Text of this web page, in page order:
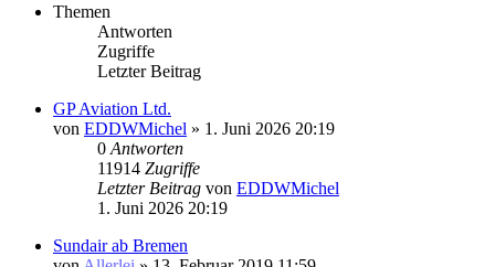
Themen
Antworten
Zugriffe
Letzter Beitrag
GP Aviation Ltd.
von EDDWMichel » 1. Juni 2026 20:19
0 Antworten
11914 Zugriffe
Letzter Beitrag von EDDWMichel
1. Juni 2026 20:19
Sundair ab Bremen